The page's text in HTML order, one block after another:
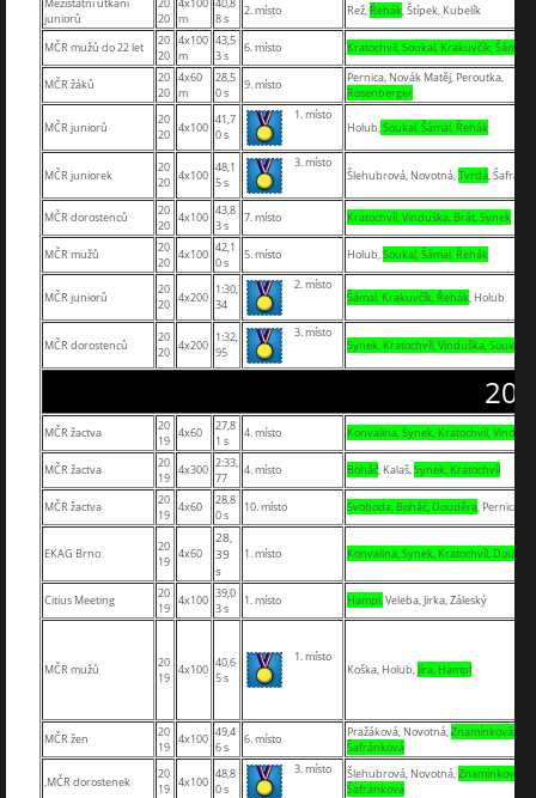
juniorů
20 m
8 s
2. místo Rež, Řehák, Štípek, Kubelík
MČR mužů do 22 let
20
20
4x100
m
43,5
3 s
6. místo Kratochvíl, Soukal, Krakuvčík, Šámal
MČR žáků
20
20
4x60
m
28,5
0 s
9. místo
Pernica, Novák Matěj, Peroutka,
Rosenberger
MČR juniorů
20
20 4x100
41,7
0 s
1. místo
Holub,Soukal, Šámal, Řehák
MČR juniorek
20
20 4x100
48,1
5 s
3. místo
Šlehubrová, Novotná,Tvrdá,
MČR dorostenců
20
20
4x100 43,8
3 s
7. místo Kratochvíl, Vinduška, Brát, Synek
MČR mužů
20
20
4x100 42,1
0 s
5. místo Holub,Soukal, Šámal, Řehák
MČR juniorů
20
20 4x200
1:30,
34
2. místo
Šámal, Krakuvčík, Řehák, Holub
MČR dorostenců
20
20 4x200
1:32,
95
3. místo
Synek, Kratochvíl, Vinduška, Soukal
MČR žactva
20
19
4x60
27,8
1 s
4. místo Konvalina, Synek, Kratochvíl,
MČR žactva
20
19
4x300 2:33,
77
4. místo Boháč, Kalaš,Synek, Kratochvíl
MČR žactva
20
19
4x60
28,8
0 s
10. místo Svoboda, Boháč, Douděra, Pernica
EKAG Brno
20
19
4x60
28,
39
s
1. místo Konvalina, Synek, Kratochvíl,
Citius Meeting
20
19
4x100 39,0
3 s
1. místo Hampl,Veleba, Jirka, Záleský
MČR mužů
20
19
4x100 40,6
5 s
1. místo
Koška, Holub,Jíra, Hampl
MČR žen
20
19
4x100 49,4
6 s
6. místo Pražáková, Novotná,Znamínková,
Šafránková
,MČR dorostenek
20
19 4x100
48,8
0 s
3. místo Šlehubrová, Novotná,Znamínková,
Šafránková